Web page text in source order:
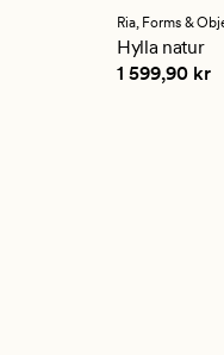
Ria, Forms &
Hylla natur
Pris 1 599,90
1 599,90 kr